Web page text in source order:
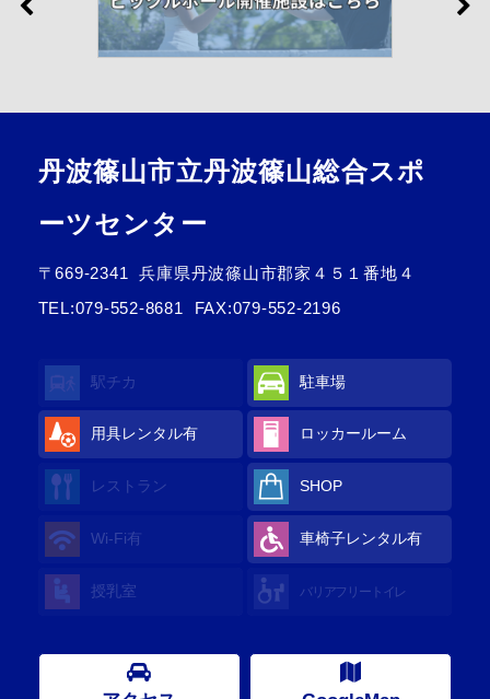
丹波篠山市立丹波篠山総合スポ
ーツセンター
〒669-2341
兵庫県丹波篠山市郡家４５１番地４
TEL:079-552-8681 FAX:079-552-2196
駅チカ 駐車場
用具レンタル有 ロッカールーム
レストラン SHOP
Wi-Fi有 車椅子レンタル有
授乳室 バリアフリートイレ